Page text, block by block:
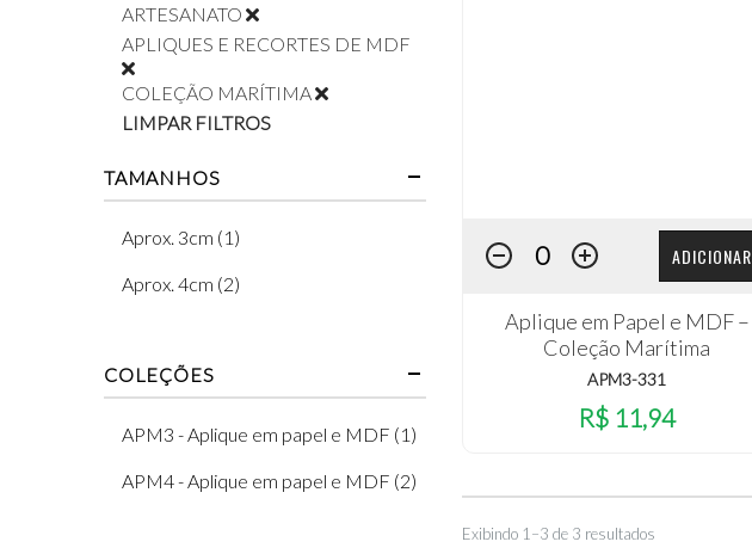
ADICIONAR
Aplique em Papel e MDF –
Coleção Marítima
APM3-331
R$ 11,94
Exibindo 1–3 de 3 resultados
ARTESANATO
APLIQUES E RECORTES DE MDF
COLEÇÃO MARÍTIMA
LIMPAR FILTROS
TAMANHOS
Aprox. 3cm (1)
Aprox. 4cm (2)
COLEÇÕES
APM3 - Aplique em papel e MDF (1)
APM4 - Aplique em papel e MDF (2)